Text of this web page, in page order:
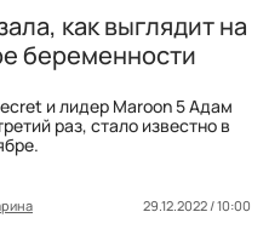
как выглядит на
беременности
и лидер Maroon 5 Адам
раз, стало известно в
29.12.2022 / 10:00